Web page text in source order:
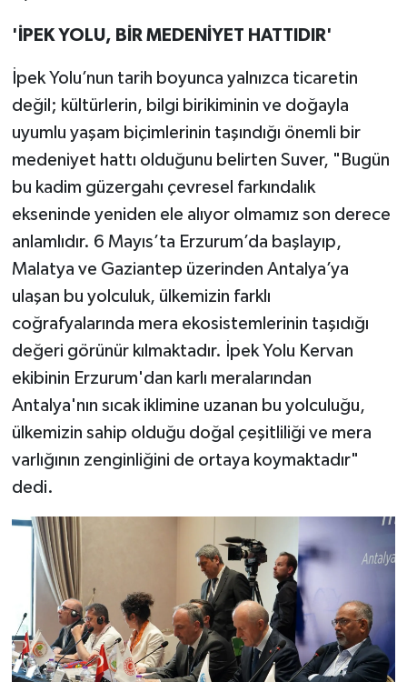
'İPEK YOLU, BİR MEDENİYET HATTIDIR'
İpek Yolu’nun tarih boyunca yalnızca ticaretin
değil; kültürlerin, bilgi birikiminin ve doğayla
uyumlu yaşam biçimlerinin taşındığı önemli bir
medeniyet hattı olduğunu belirten Suver, "Bugün
bu kadim güzergahı çevresel farkındalık
ekseninde yeniden ele alıyor olmamız son derece
anlamlıdır. 6 Mayıs’ta Erzurum’da başlayıp,
Malatya ve Gaziantep üzerinden Antalya’ya
ulaşan bu yolculuk, ülkemizin farklı
coğrafyalarında mera ekosistemlerinin taşıdığı
değeri görünür kılmaktadır. İpek Yolu Kervan
ekibinin Erzurum'dan karlı meralarından
Antalya'nın sıcak iklimine uzanan bu yolculuğu,
ülkemizin sahip olduğu doğal çeşitliliği ve mera
varlığının zenginliğini de ortaya koymaktadır"
dedi.